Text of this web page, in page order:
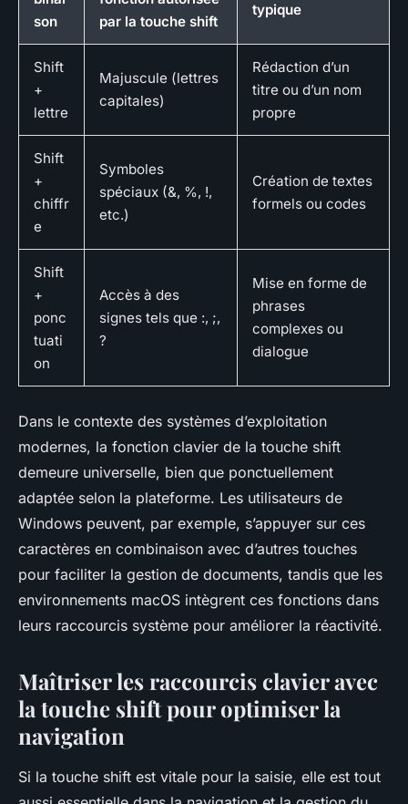
son
par la touche shift
typique
Shift
+
lettre
Majuscule (lettres
capitales)
Rédaction d’un
titre ou d’un nom
propre
Shift
+
chiffr
e
Symboles
spéciaux (&, %, !,
etc.)
Création de textes
formels ou codes
Shift
+
ponc
tuati
on
Accès à des
signes tels que :, ;,
?
Mise en forme de
phrases
complexes ou
dialogue
Dans le contexte des systèmes d’exploitation
modernes, la fonction clavier de la touche shift
demeure universelle, bien que ponctuellement
adaptée selon la plateforme. Les utilisateurs de
Windows peuvent, par exemple, s’appuyer sur ces
caractères en combinaison avec d’autres touches
pour faciliter la gestion de documents, tandis que les
environnements macOS intègrent ces fonctions dans
leurs raccourcis système pour améliorer la réactivité.
Maîtriser les raccourcis clavier avec
la touche shift pour optimiser la
navigation
Si la touche shift est vitale pour la saisie, elle est tout